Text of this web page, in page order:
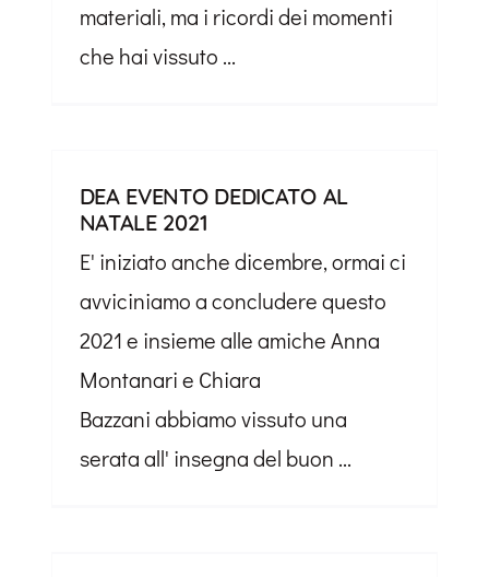
materiali, ma i ricordi dei momenti
che hai vissuto ...
DEA EVENTO DEDICATO AL
NATALE 2021
E' iniziato anche dicembre, ormai ci
avviciniamo a concludere questo
2021 e insieme alle amiche Anna
Montanari e Chiara
Bazzani abbiamo vissuto una
serata all' insegna del buon ...